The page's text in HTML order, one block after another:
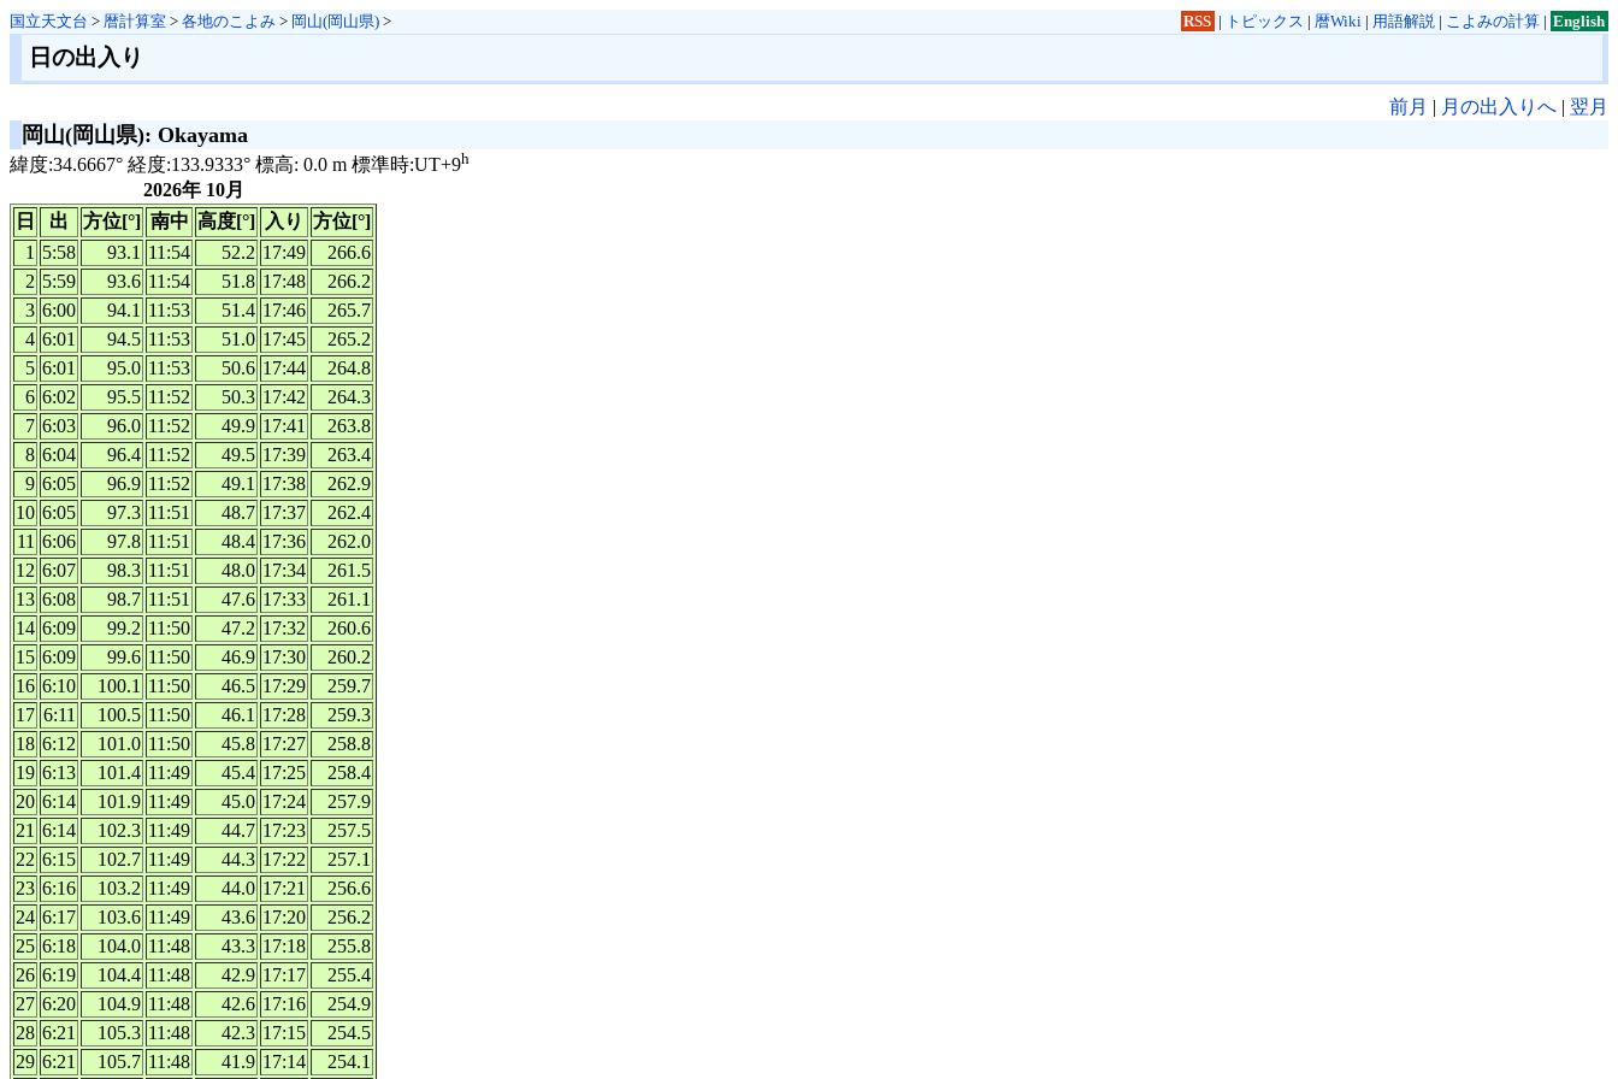
国立天文台 > 暦計算室 > 各地のこよみ > 岡山(岡山県) > RSS | トピックス | 暦Wiki| 用語解説| こよみの計算| English
日の出入り
前月 | 月の出入りへ | 翌月
岡山(岡山県): Okayama
緯度:34.6667° 経度:133.9333° 標高: 0.0 m 標準時:UT+9h
2026年 10月
日
出 方位[°] 南中 高度[°] 入り
方位[°]
1 5:58 93.1 11:54 52.2 17:49
266.6
2 5:59 93.6 11:54 51.8 17:48
266.2
3 6:00 94.1 11:53 51.4 17:46
265.7
4 6:01 94.5 11:53 51.0 17:45
265.2
5 6:01 95.0 11:53 50.6 17:44
264.8
6 6:02 95.5 11:52 50.3 17:42
264.3
7 6:03 96.0 11:52 49.9 17:41
263.8
8 6:04 96.4 11:52 49.5 17:39
263.4
9 6:05 96.9 11:52 49.1 17:38
262.9
10 6:05 97.3 11:51 48.7 17:37
262.4
11 6:06 97.8 11:51 48.4 17:36
262.0
12 6:07 98.3 11:51 48.0 17:34
261.5
13 6:08 98.7 11:51 47.6 17:33
261.1
14 6:09 99.2 11:50 47.2 17:32
260.6
15 6:09 99.6 11:50 46.9 17:30
260.2
16 6:10 100.1 11:50 46.5 17:29
259.7
17 6:11 100.5 11:50 46.1 17:28
259.3
18 6:12 101.0 11:50 45.8 17:27
258.8
19 6:13 101.4 11:49 45.4 17:25
258.4
20 6:14 101.9 11:49 45.0 17:24
257.9
21 6:14 102.3 11:49 44.7 17:23
257.5
22 6:15 102.7 11:49 44.3 17:22
257.1
23 6:16 103.2 11:49 44.0 17:21
256.6
24 6:17 103.6 11:49 43.6 17:20
256.2
25 6:18 104.0 11:48 43.3 17:18
255.8
26 6:19 104.4 11:48 42.9 17:17
255.4
27 6:20 104.9 11:48 42.6 17:16
254.9
28 6:21 105.3 11:48 42.3 17:15
254.5
29 6:21 105.7 11:48 41.9 17:14 254.1